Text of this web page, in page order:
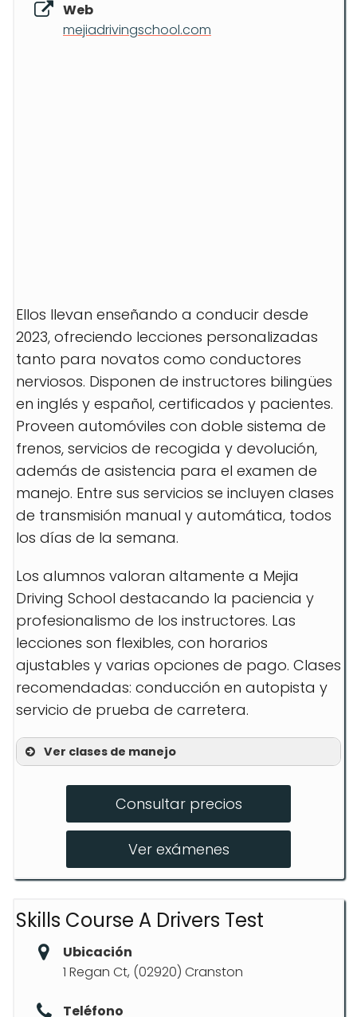
Web
mejiadrivingschool.com
Ellos llevan enseñando a conducir desde
2023, ofreciendo lecciones personalizadas
tanto para novatos como conductores
nerviosos. Disponen de instructores bilingües
en inglés y español, certificados y pacientes.
Proveen automóviles con doble sistema de
frenos, servicios de recogida y devolución,
además de asistencia para el examen de
manejo. Entre sus servicios se incluyen clases
de transmisión manual y automática, todos
los días de la semana.
Los alumnos valoran altamente a Mejia
Driving School destacando la paciencia y
profesionalismo de los instructores. Las
lecciones son flexibles, con horarios
ajustables y varias opciones de pago. Clases
recomendadas: conducción en autopista y
servicio de prueba de carretera.
Ver clases de manejo
ROAD TEST SERVICE
HIGHWAY LESSON
Consultar precios
Ver exámenes
Skills Course A Drivers Test
Ubicación
1 Regan Ct, (02920) Cranston
Teléfono